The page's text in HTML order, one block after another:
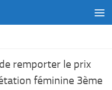
remporter le prix
féminine 3ème